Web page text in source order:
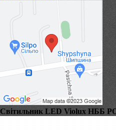
Світильник LED Violux НББ